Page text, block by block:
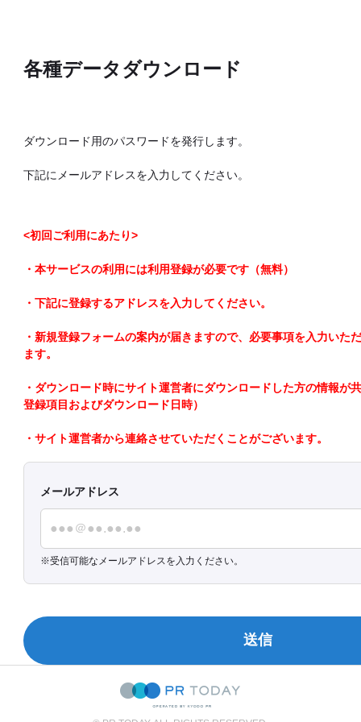
各種データダウンロード
ダウンロード用のパスワードを発行します。
下記にメールアドレスを入力してください。
<初回ご利用にあたり>
・本サービスの利用には利用登録が必要です（無料）
・下記に登録するアドレスを入力してください。
・新規登録フォームの案内が届きますので、必要事項を入力いた
ます。
・ダウンロード時にサイト運営者にダウンロードした方の情報が
登録項目およびダウンロード日時）
・サイト運営者から連絡させていただくことがございます。
メールアドレス
受信可能なメールアドレスを入力ください。
送信